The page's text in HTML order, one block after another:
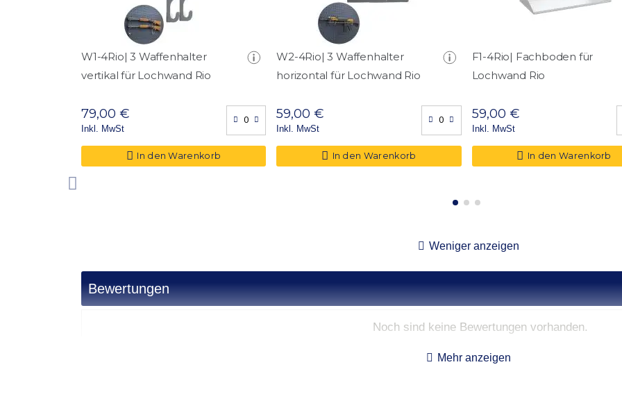
W1-4Rio| 3 Waffenhalter
vertikal für Lochwand Rio
79,00 €
Inkl. MwSt
In den Warenkorb
W2-4Rio| 3 Waffenhalter
horizontal für Lochwand Rio
59,00 €
Inkl. MwSt
In den Warenkorb
F1-4Rio| Fachboden für
Lochwand Rio
59,00 €
Inkl. MwSt
In den Warenkorb
Weniger anzeigen
Bewertungen
Noch sind keine Bewertungen vorhanden.
Mehr anzeigen